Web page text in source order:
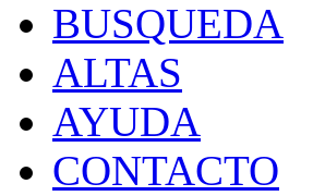
BUSQUEDA
ALTAS
AYUDA
CONTACTO